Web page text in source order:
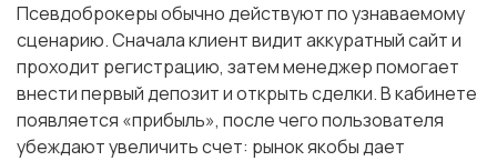
Псевдоброкеры обычно действуют по узнаваемому
сценарию. Сначала клиент видит аккуратный сайт и
проходит регистрацию, затем менеджер помогает
внести первый депозит и открыть сделки. В кабинете
появляется «прибыль», после чего пользователя
убеждают увеличить счет: рынок якобы дает